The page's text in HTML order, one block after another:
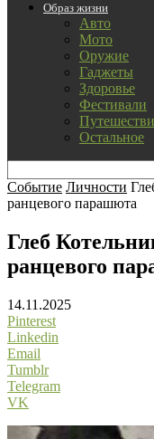
Образ жизни
Авто
Мото
Оружие
Гаджеты
Здоровье
Фестивали
Остальное
Событие Личности
ранцевого парашюта
Глеб
ранцевого
14.11.2025
Pinterest
Linkedin
Email
Tumblr
Telegram
VK